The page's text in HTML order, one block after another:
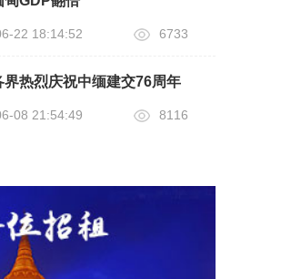
22 18:14:52 6733
界热烈庆祝中缅建交76周年
08 21:54:49 8116